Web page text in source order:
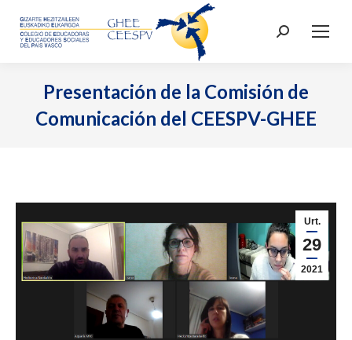
Search:
Presentación de la Comisión de
Comunicación del CEESPV-GHEE
Urt.
29
2021